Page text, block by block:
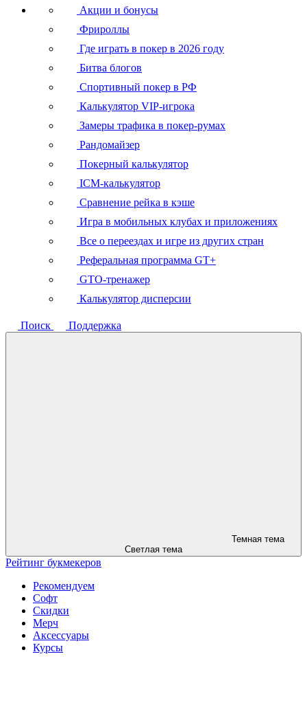
Акции и бонусы
Фрироллы
Где играть в покер в 2026 году
Битва блогов
Спортивный покер в РФ
Калькулятор VIP-игрока
Замеры трафика в покер-румах
Рандомайзер
Покерный калькулятор
ICM-калькулятор
Сравнение рейка в кэше
Игра в мобильных клубах и приложениях
Все о переездах и игре из других стран
Реферальная программа GT+
GTO-тренажер
Калькулятор дисперсии
Поиск Поддержка
Темная тема
Светлая тема
Рейтинг букмекеров
Рекомендуем
Софт
Скидки
Мерч
Аксессуары
Курсы